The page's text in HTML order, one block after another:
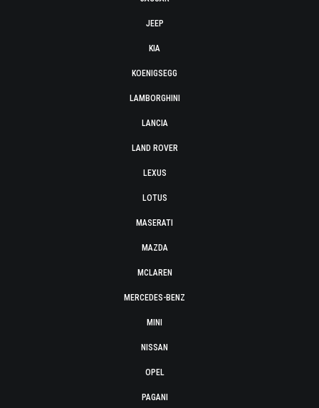
JEEP
KIA
KOENIGSEGG
LAMBORGHINI
LANCIA
LAND ROVER
LEXUS
LOTUS
MASERATI
MAZDA
MCLAREN
MERCEDES-BENZ
MINI
NISSAN
OPEL
PAGANI